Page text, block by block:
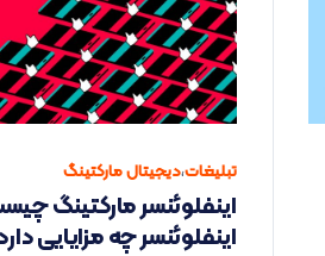
تبلیغات،دیجیتال مارکتینگ
اینفلوئنسر مارکتینگ
اینفلوئنسر چه مزایایی